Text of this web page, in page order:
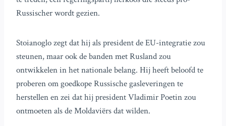
Russischer wordt gezien.
Stoianoglo zegt dat hij als president de EU-integratie zou
steunen, maar ook de banden met Rusland zou
ontwikkelen in het nationale belang. Hij heeft beloofd te
proberen om goedkope Russische gasleveringen te
herstellen en zei dat hij president Vladimir Poetin zou
ontmoeten als de Moldaviërs dat wilden.